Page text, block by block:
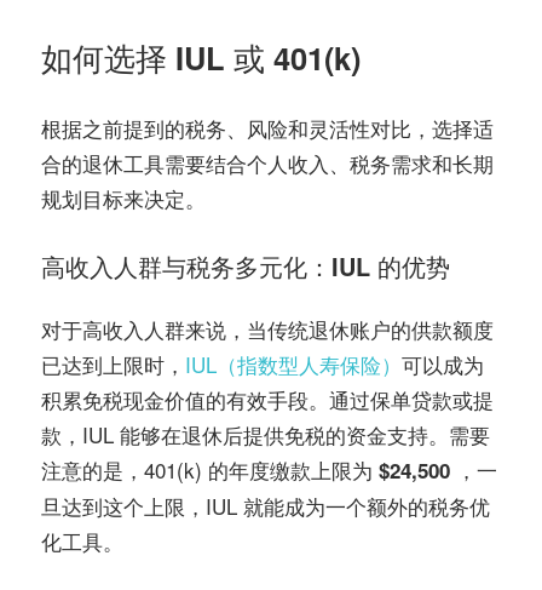
如何选择 IUL 或 401(k)
根据之前提到的税务、风险和灵活性对比，选择适
合的退休工具需要结合个人收入、税务需求和长期
规划目标来决定。
高收入人群与税务多元化：IUL 的优势
对于高收入人群来说，当传统退休账户的供款额度
已达到上限时， IUL（指数型人寿保险） 可以成为
积累免税现金价值的有效手段。通过保单贷款或提
款，IUL 能够在退休后提供免税的资金支持。需要
注意的是，401(k) 的年度缴款上限为 $24,500 ，一
旦达到这个上限，IUL 就能成为一个额外的税务优
化工具。